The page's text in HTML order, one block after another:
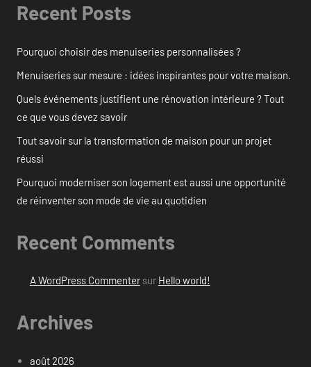
Recent Posts
Pourquoi choisir des menuiseries personnalisées ?
Menuiseries sur mesure : idées inspirantes pour votre maison.
Quels événements justifient une rénovation intérieure ? Tout
ce que vous devez savoir
Tout savoir sur la transformation de maison pour un projet
réussi
Pourquoi moderniser son logement est aussi une opportunité
de réinventer son mode de vie au quotidien
Recent Comments
A WordPress Commentersur Hello world!
Archives
août 2026